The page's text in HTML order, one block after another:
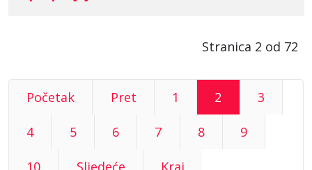
Stranica 2 od 72
Početak Pret 1 2 3
4 5 6 7 8 9
10 Sljedeće Kraj